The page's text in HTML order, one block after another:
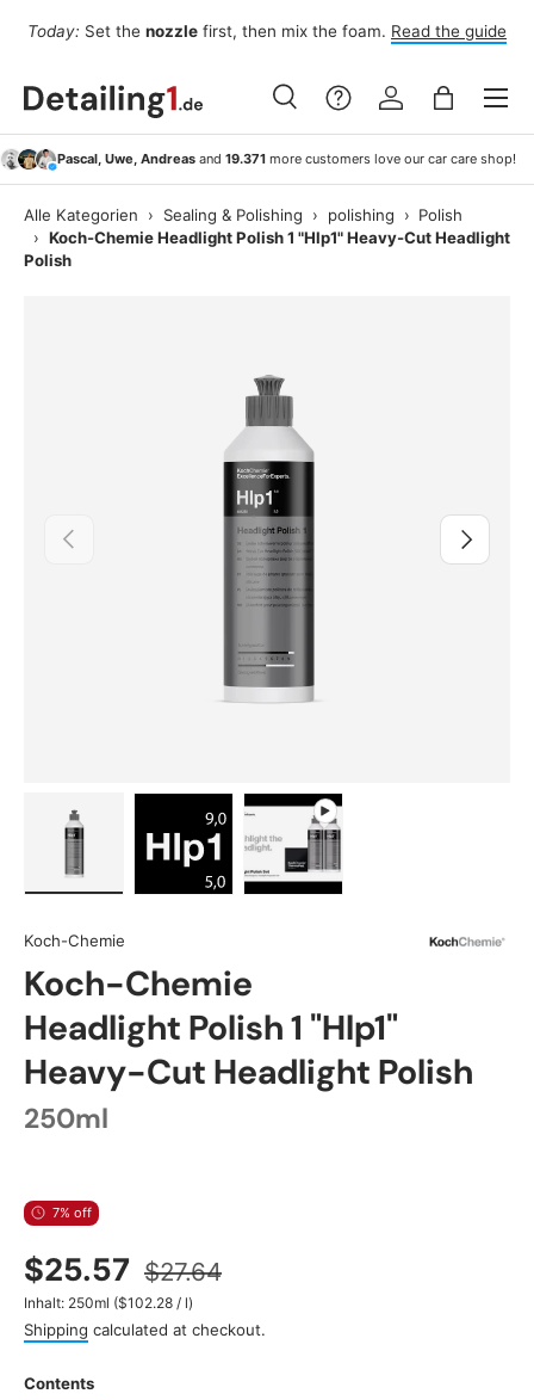
Skip to content
Today: Set the nozzle first, then mix the foam. Read the guide
Search
Search
Search Log inBag
Menu
Pascal, Uwe, Andreasand 19.371more customers love our car care shop!
Alle Kategorien › Sealing & Polishing › polishing › Polish
› Koch-Chemie Headlight Polish 1 "Hlp1" Heavy-Cut Headlight
Polish
Previous Next
Koch-Chemie
Koch-Chemie
Headlight Polish 1 "Hlp1"
Heavy-Cut Headlight Polish
250ml
7% off
$25.57 $27.64
Inhalt: 250ml Unit price
($102.28 / l)
Shipping calculated at checkout.
Contents